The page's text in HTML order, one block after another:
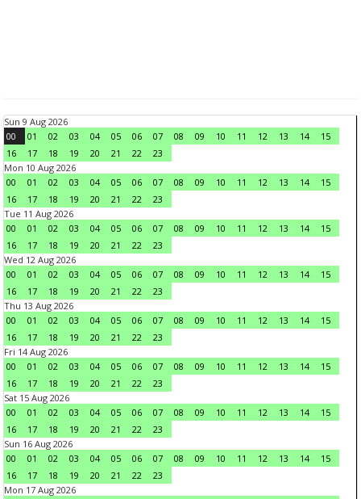
Sun 9 Aug 2026
00
01 02 03 04 05 06 07 08 09 10 11 12 13 14
15
16
17 18 19 20 21 22
23
Mon 10 Aug 2026
00
01 02 03 04 05 06 07 08 09 10 11 12 13 14
15
16
17 18 19 20 21 22
23
Tue 11 Aug 2026
00
01 02 03 04 05 06 07 08 09 10 11 12 13 14
15
16
17 18 19 20 21 22
23
Wed 12 Aug 2026
00
01 02 03 04 05 06 07 08 09 10 11 12 13 14
15
16
17 18 19 20 21 22
23
Thu 13 Aug 2026
00
01 02 03 04 05 06 07 08 09 10 11 12 13 14
15
16
17 18 19 20 21 22
23
Fri 14 Aug 2026
00
01 02 03 04 05 06 07 08 09 10 11 12 13 14
15
16
17 18 19 20 21 22
23
Sat 15 Aug 2026
00
01 02 03 04 05 06 07 08 09 10 11 12 13 14
15
16
17 18 19 20 21 22
23
Sun 16 Aug 2026
00
01 02 03 04 05 06 07 08 09 10 11 12 13 14
15
16
17 18 19 20 21 22
23
Mon 17 Aug 2026